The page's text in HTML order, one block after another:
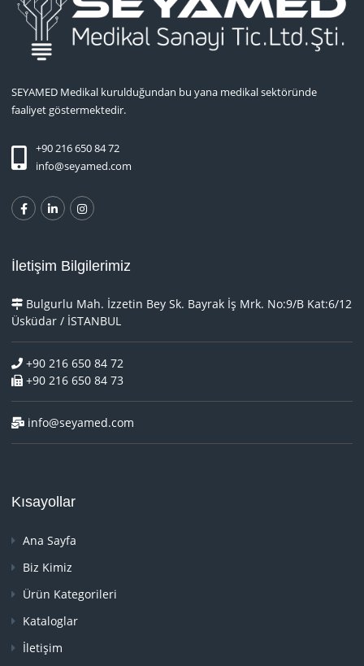
SEYAMED Medikal kurulduğundan bu yana medikal sektöründe
faaliyet göstermektedir.
+90 216 650 84 72
info@seyamed.com
İletişim Bilgilerimiz
Bulgurlu Mah. İzzetin Bey Sk. Bayrak İş Mrk. No:9/B Kat:6/12
Üsküdar / İSTANBUL
+90 216 650 84 72
+90 216 650 84 73
info@seyamed.com
Kısayollar
Ana Sayfa
Biz Kimiz
Ürün Kategorileri
Kataloglar
İletişim